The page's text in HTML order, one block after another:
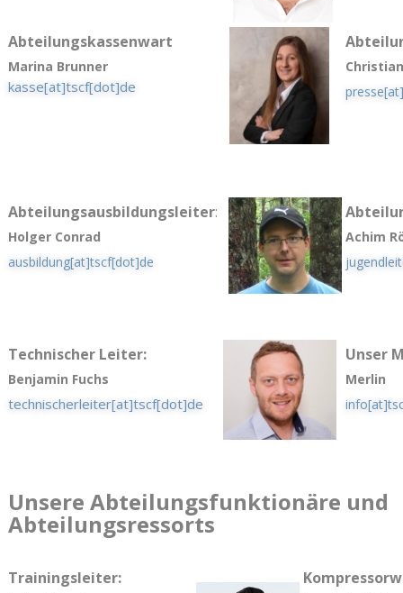
Abteilungskassenwart
Marina Brunner
kasse[at]tscf[dot]de
Abteilungsausbildungsleiter:
Holger Conrad
ausbildung[at]tscf[dot]de
Achim
Technischer Leiter:
Benjamin Fuchs
technischerleiter[at]tscf[dot]de
Unser
Merlin
Unsere Abteilungsfunktionäre und
Abteilungsressorts
Trainingsleiter: